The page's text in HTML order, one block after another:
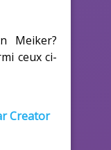
Meiker?
ceux ci-
Creator